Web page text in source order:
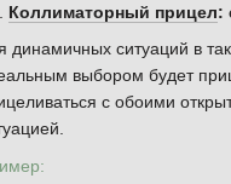
Коллиматорный прицел:
динамичных ситуаций в
выбором будет
с обоими